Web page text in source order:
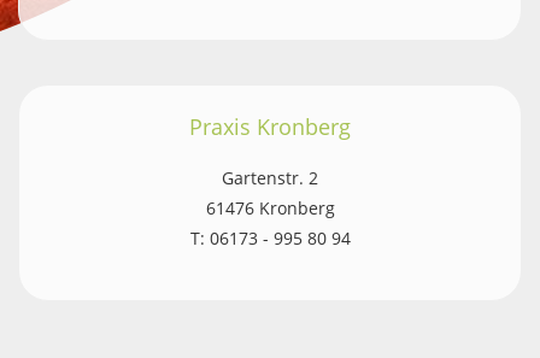
Praxis Kronberg
Gartenstr. 2
61476 Kronberg
T: 06173 - 995 80 94